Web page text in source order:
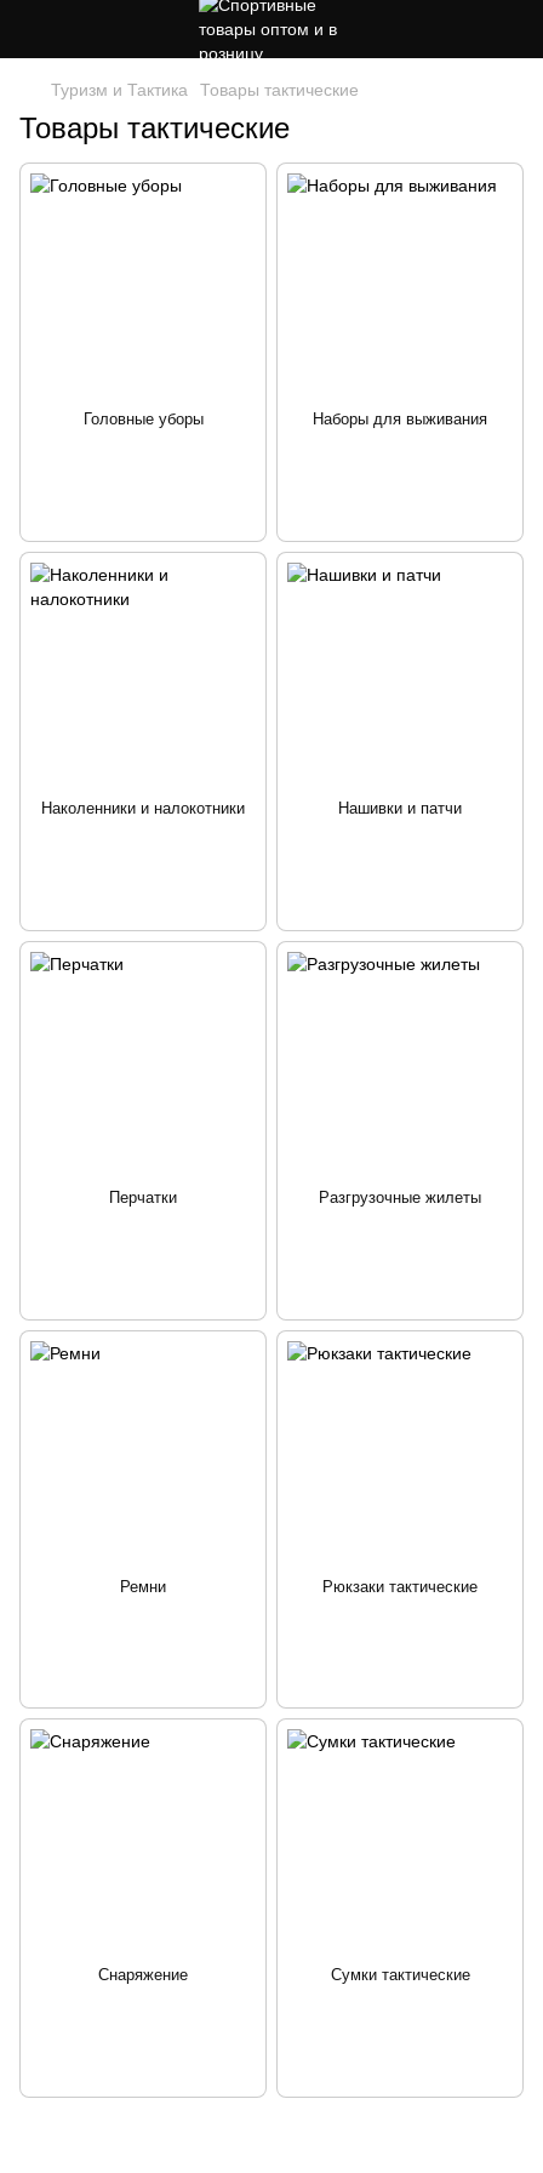
Туризм и Тактика Товары тактические
Товары тактические
Головные уборы Наборы для выживания
Наколенники и налокотники Нашивки и патчи
Перчатки Разгрузочные жилеты
Ремни Рюкзаки тактические
Снаряжение Сумки тактические